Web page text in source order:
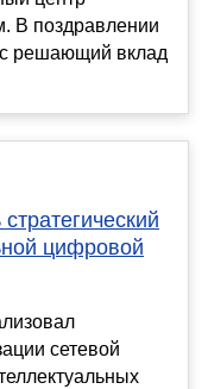
В поздравлении
решающий вклад
цифровой
сетевой